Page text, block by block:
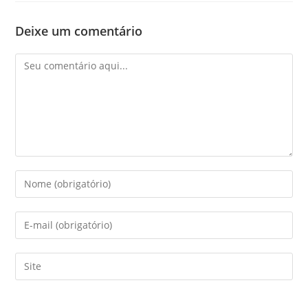
Deixe um comentário